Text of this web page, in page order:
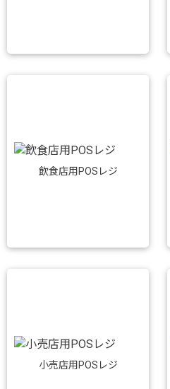
飲食店用POSレジ
小売店用POSレジ